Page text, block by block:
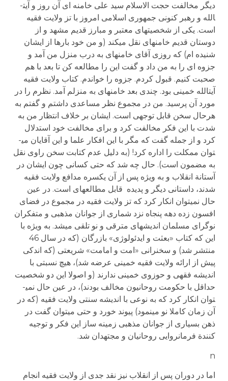
دیگر مخالفت حجت الاسلام سید علی خامنه ای آن روز و آیت­
الله و رهبر کنونی جمهوری اسلامی امروز با تز ولایت فقیه
است. یکی از شخصیت­های معتبر و مبارز قدیم مشهد و از
دوستان قدیم خامنه­ای نقل می­کند (و من خود بارها از ایشان
شنیده ام) که روزی آقای خامنه­ای به درب منزل من آمد و
جزوه ای را به من داد و گفت این را مطالعه کن تا بعد با هم
صحبت کنیم. قبول کردم. جزوه را خواندم. کتاب ولایت فقیه
آیت­الله خمینی بود. چندی بعد خامنه­ای به منزلم آمد. نظرم را در
مورد آن پرسید. من در مجموع نظر مساعدی داشتم و گفتم به
هرحال سخن قابل توجهی است. ایشان بر خلاف انتظار من به
شدت با این فکر مخالفت کرد و برای مخالفت خود استدلال
کرد و از جمله گفت که مگر با این افکار علما و این آقایان می­
توان ممکلت را اداره کرد! (به دلیل عدم کتابت سخن راوی نقل
به مضمون است). حال چه شد که حتی کسانی چون ایشان در
آستانة انقلاب و به ویژه پس از آن یکسره مدافع ولایت فقیه
شدند، داستانی دیگر و پدیده قابل مطالعه­ای است. در عین
حال نمی­توان انکار کرد که تز ولایت فقیه در مجموع در فضای
افسون زده دهه پنجاه نزد شماری از جوانان مذهبی و متفکران
نوگرای مسلمان اندیشه­ای مترقی و نو تلقی می­شد. به ویژه با
این که کتاب «بعثت و ایدئولوژی» بازرگان (که در سال 46
منتشر شد) و سخنرانی «امت و امامت» شریعتی (که اندکی
پیش از ارائه ولایت فقیه خمینی عرضه شد)، هیچ نسبتی با
اندیشه فقهی و حوزوی خمینی ندارند (و اصولا این دو شخصیت
حداقل با حکومت روحانیون مخالف بودند)، در عین حال نمی­
توان انکار کرد که به نوعی با اندیشه سنتی ولایت فقیه (که در
آن زمان کاملا نو می­نمود) پیوند خورد و حتی می­توان گفت در
ذهن بسیاری از جوانان مذهبی زمینه ساز این فکر و توجیه
کنندة فرمانروایی روحانیان و مجتهدان شد.
n
اما در دوران پس از انقلاب نیز نقد جدی از ولایت فقیه انجام